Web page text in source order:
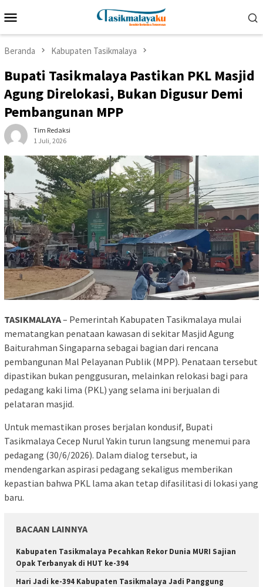
ke
Mobile
Beranda Kabupaten Tasikmalaya
Bupati Tasikmalaya Pastikan PKL Masjid
Agung Direlokasi, Bukan Digusur Demi
Pembangunan MPP
Tim Redaksi
1 Juli, 2026
TASIKMALAYA– Pemerintah Kabupaten Tasikmalaya mulai
mematangkan penataan kawasan di sekitar Masjid Agung
Baiturahman Singaparna sebagai bagian dari rencana
pembangunan Mal Pelayanan Publik (MPP). Penataan tersebut
dipastikan bukan penggusuran, melainkan relokasi bagi para
pedagang kaki lima (PKL) yang selama ini berjualan di
pelataran masjid.
Untuk memastikan proses berjalan kondusif, Bupati
Tasikmalaya Cecep Nurul Yakin turun langsung menemui para
pedagang (30/6/2026). Dalam dialog tersebut, ia
mendengarkan aspirasi pedagang sekaligus memberikan
kepastian bahwa PKL lama akan tetap difasilitasi di lokasi yang
baru.
BACAAN LAINNYA
Kabupaten Tasikmalaya Pecahkan Rekor Dunia MURI Sajian
Opak Terbanyak di HUT ke-394
Hari Jadi ke-394 Kabupaten Tasikmalaya Jadi Panggung